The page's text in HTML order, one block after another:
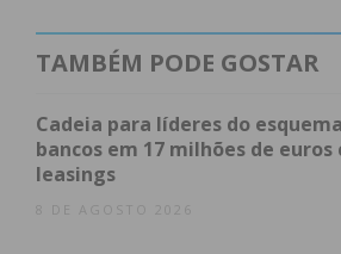
dos preços no mercado imobiliário
os estudantes bolseiros do
referiu Antonino de Sousa,
Municipal de Penafiel,
sentido, a Câmara Municipal
TAMBÉM PODE GOSTAR
Cadeia para líderes do
bancos em 17 milhões de
leasings
8 DE AGOSTO 2026